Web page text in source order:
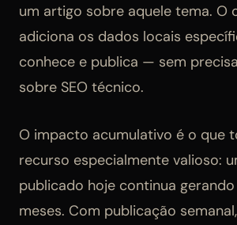
um artigo sobre aquele tema. O
adiciona os dados locais
conhece e publica — sem
sobre SEO técnico.
O impacto acumulativo é o que
recurso especialmente valioso:
publicado hoje continua
meses. Com publicação